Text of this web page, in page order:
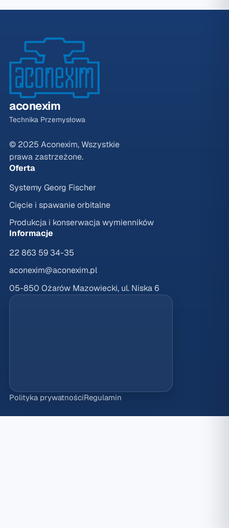
aconexim
Technika Przemysłowa
© 2025 Aconexim, Wszystkie
prawa zastrzeżone.
Oferta
Systemy Georg Fischer
Cięcie i spawanie orbitalne
Produkcja i konserwacja wymienników
Informacje
22 863 59 34-35
aconexim@aconexim.pl
05-850 Ożarów Mazowiecki, ul. Niska 6
Polityka prywatnościRegulamin